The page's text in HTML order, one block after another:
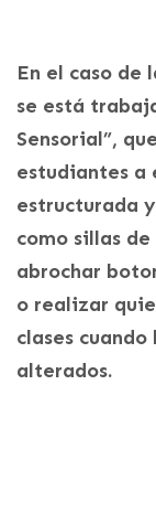
En el caso de
se está
Sensorial”,
estudiantes a
estructurada
como sillas
abrochar
o realizar
clases
alterados.